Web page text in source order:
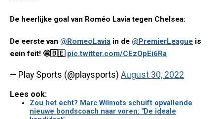
De heerlijke goal van Roméo Lavia tegen Chelsea:
De eerste van @RomeoLavia in de @PremierLeague is
eein feit! 🤩🇧🇪 pic.twitter.com/CEzOpEi6Ra
— Play Sports (@playsports) August 30, 2022
Lees ook:
Zou het écht? Marc Wilmots schuift opvallende
nieuwe bondscoach naar voren: "De ideale